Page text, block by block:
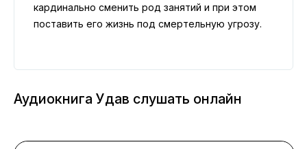
кардинально сменить род занятий и при этом
поставить его жизнь под смертельную угрозу.
Аудиокнига Удав слушать онлайн